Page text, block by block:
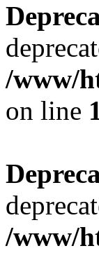
/www/
on line
/www/